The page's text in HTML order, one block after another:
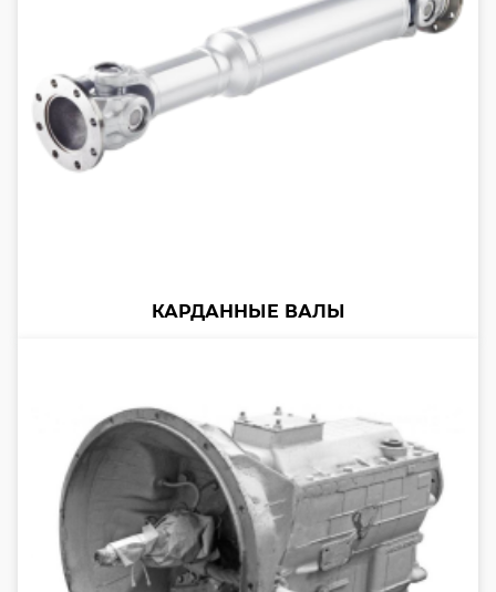
КАРДАННЫЕ ВАЛЫ